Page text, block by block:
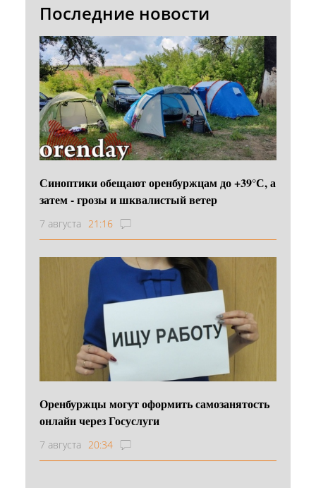
Последние новости
Синоптики обещают оренбуржцам до +39°С, а
затем - грозы и шквалистый ветер
7 августа 21:16
Оренбуржцы могут оформить самозанятость
онлайн через Госуслуги
7 августа 20:34